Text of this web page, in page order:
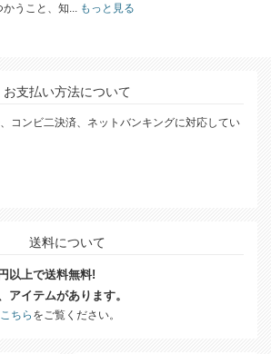
かうこと、知...
もっと見る
お支払い方法について
コンビ二決済、ネットバンキングに対応してい
送料について
以上で送料無料!